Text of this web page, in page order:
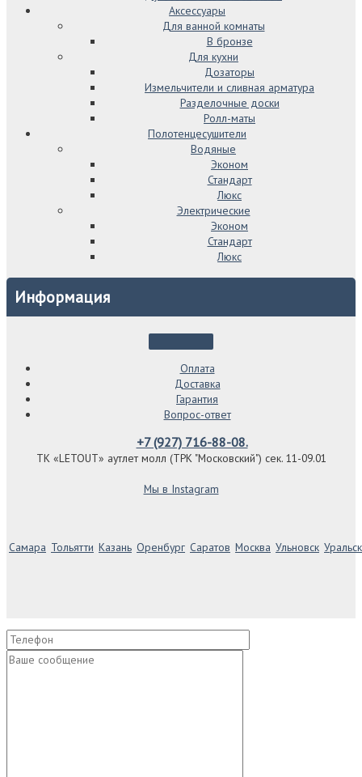
Аксессуары
Для ванной комнаты
В бронзе
Для кухни
Дозаторы
Измельчители и сливная арматура
Разделочные доски
Ролл-маты
Полотенцесушители
Водяные
Эконом
Стандарт
Люкс
Электрические
Эконом
Стандарт
Люкс
Информация
Оплата
Доставка
Гарантия
Вопрос-ответ
+7 (927) 716-88-08.
ТК «LETOUT» аутлет молл (ТРК "Московский") сек. 11-09.01
Мы в Instagram
Самара Тольятти Казань Оренбург Саратов Москва Ульновск Уральск